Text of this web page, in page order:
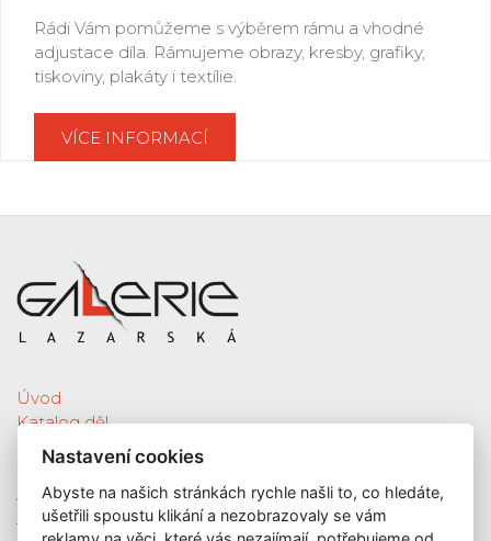
Rádi Vám pomůžeme s výběrem rámu a vhodné
adjustace díla. Rámujeme obrazy, kresby, grafiky,
tiskoviny, plakáty i textílie.
VÍCE INFORMACÍ
Úvod
Katalog děl
Služby
Nová díla
Aktuální výstava
Aukce
Nastavení cookies
Abyste na našich stránkách rychle našli to, co hledáte,
ušetřili spoustu klikání a nezobrazovaly se vám